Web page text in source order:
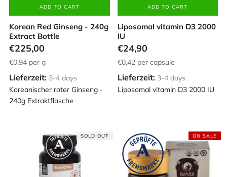
ADD TO CART
Korean Red Ginseng - 240g
Extract Bottle
Koreanischer roter Ginseng -
240g Extraktflasche
€225,00
€0,94 per g
Lieferzeit: 3-4 days
ADD TO CART
Liposomal vitamin D3 2000
IU
Liposomal vitamin D3 2000 IU
€24,90
€0,42per capsule
Lieferzeit: 3-4 days
SOLD OUT ON SALE